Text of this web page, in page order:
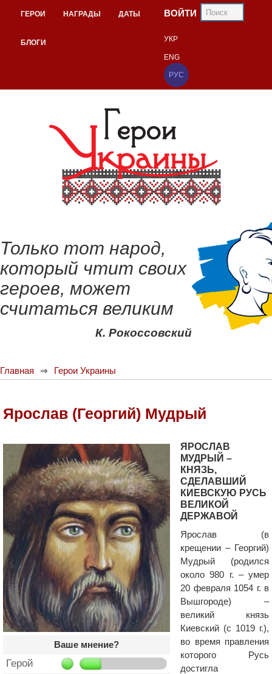
ГЕРОИ НАГРАДЫ ДАТЫ
БЛОГИ
ВОЙТИ
УКР
ENG
РУС
Только тот народ,
который чтит своих
героев, может
считаться великим
К. Рокоссовский
Главная Герои Украины
Ярослав (Георгий) Мудрый
Ваше мнение?
Герой
ЯРОСЛАВ
МУДРЫЙ –
КНЯЗЬ,
СДЕЛАВШИЙ
КИЕВСКУЮ РУСЬ
ВЕЛИКОЙ
ДЕРЖАВОЙ
Ярослав (в
крещении – Георгий)
Мудрый (родился
около 980 г. – умер
20 февраля 1054 г. в
Вышгороде) –
великий князь
Киевский (c 1019 г.),
во время правления
которого Русь
достигла